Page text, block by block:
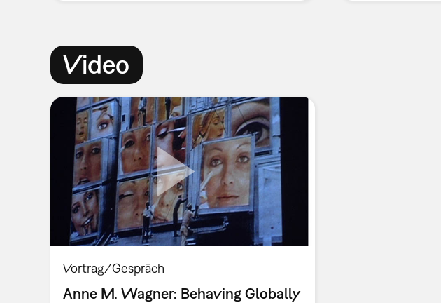
Video
Vortrag/Gespräch
Anne M. Wagner: Behaving Globally